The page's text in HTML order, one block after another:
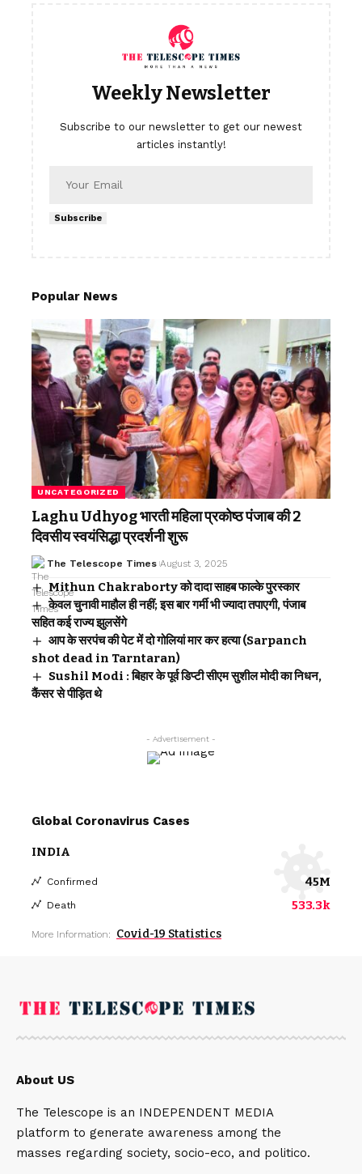
Weekly Newsletter
Subscribe to our newsletter to get our newest
articles instantly!
Subscribe
Popular News
UNCATEGORIZED
Laghu Udhyog भारती महिला प्रकोष्ठ पंजाब की 2
दिवसीय स्वयंसिद्धा प्रदर्शनी शुरू
The Telescope Times August 3, 2025
Mithun Chakraborty को दादा साहब फाल्के पुरस्कार
केवल चुनावी माहौल ही नहीं; इस बार गर्मी भी ज्यादा तपाएगी, पंजाब
सहित कई राज्य झुलसेंगे
आप के सरपंच की पेट में दो गोलियां मार कर हत्या (Sarpanch
shot dead in Tarntaran)
Sushil Modi : बिहार के पूर्व डिप्टी सीएम सुशील मोदी का निधन,
कैंसर से पीड़ित थे
- Advertisement -
Global Coronavirus Cases
INDIA
Confirmed 45M
Death 533.3k
More Information: Covid-19 Statistics
About US
The Telescope is an INDEPENDENT MEDIA
platform to generate awareness among the
masses regarding society, socio-eco, and politico.